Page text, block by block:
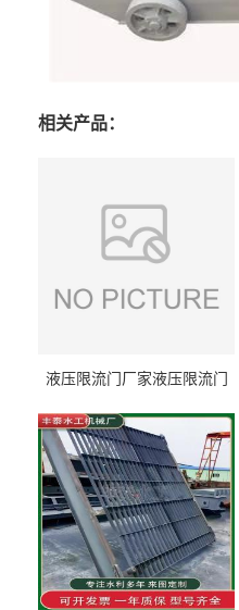
相关产品：
液压限流门厂家液压限流门
泰制造